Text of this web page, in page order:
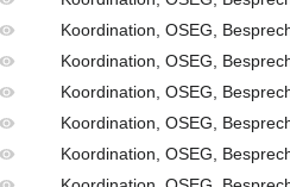
Koordination, OSEG,
Koordination, OSEG,
Koordination, OSEG,
Koordination, OSEG,
Koordination, OSEG,